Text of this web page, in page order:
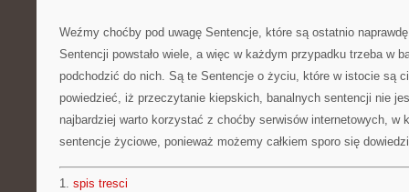
Weźmy choćby pod uwagę Sentencje, które są ostatnio
Sentencji powstało wiele, a więc w każdym przypadku trzeba w
podchodzić do nich. Są te Sentencje o życiu, które w istocie są
powiedzieć, iż przeczytanie kiepskich, banalnych sentencji nie
najbardziej warto korzystać z choćby serwisów internetowych, w
sentencje życiowe, ponieważ możemy całkiem sporo się
1. spis tresci